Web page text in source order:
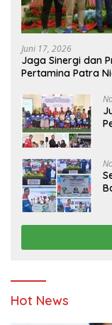
Juni 17, 2026
Jaga Sinergi dan
Pertamina Patra
Hot News